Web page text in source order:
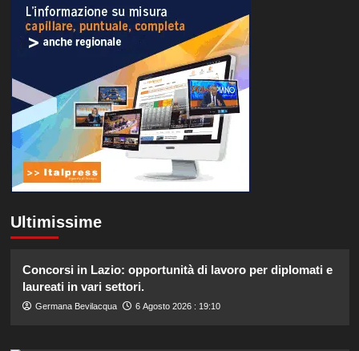
Ultimissime
Concorsi in Lazio: opportunità di lavoro per diplomati e
laureati in vari settori.
Germana Bevilacqua 6 Agosto 2026 : 19:10